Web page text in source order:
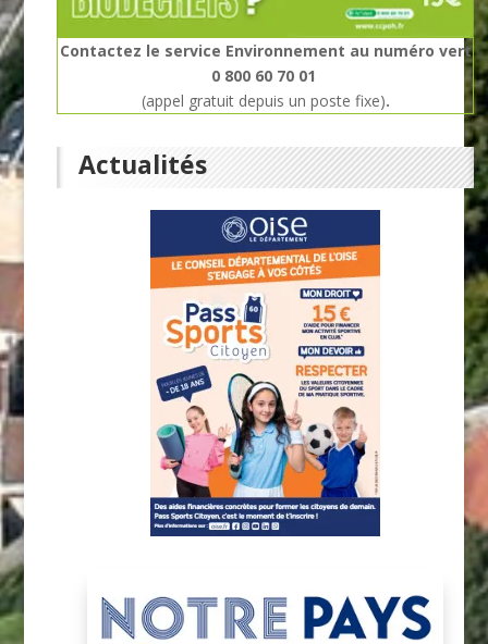
Contactez le service Environnement au numéro vert
0 800 60 70 01
(appel gratuit depuis un poste fixe).
Actualités